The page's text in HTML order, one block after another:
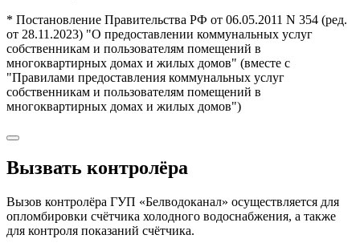
* Постановление Правительства РФ от 06.05.2011 N 354 (ред.
от 28.11.2023) "О предоставлении коммунальных услуг
собственникам и пользователям помещений в
многоквартирных домах и жилых домов" (вместе с
"Правилами предоставления коммунальных услуг
собственникам и пользователям помещений в
многоквартирных домах и жилых домов")
Вызвать контролёра
Вызов контролёра ГУП «Белводоканал» осуществляется для
опломбировки счётчика холодного водоснабжения, а также
для контроля показаний счётчика.